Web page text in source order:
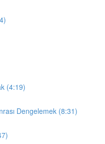
(4:19)
Dengelemek (8:31)